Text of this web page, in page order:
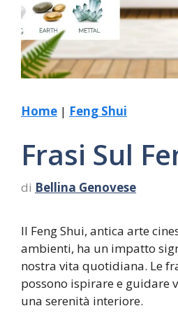
Home | Feng Shui
Frasi Sul
di Bellina Genovese
Il Feng Shui, antica arte
ambienti, ha un impatto
nostra vita quotidiana. Le
possono ispirare e guidare
una serenità interiore.